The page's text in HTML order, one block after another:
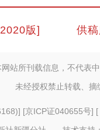
版] 供
网站所刊载信息，不代表
未经授权禁止转载、摘
] [京ICP证040655号] [